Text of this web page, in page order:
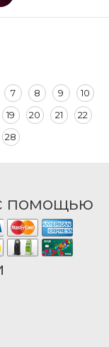
7 8 9
10
19 20 21
22
28
помощью